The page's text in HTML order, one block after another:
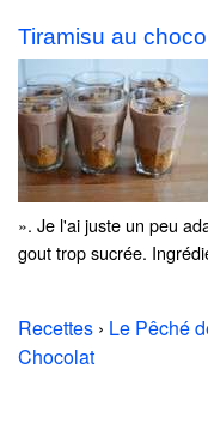
Tiramisu au
». Je l'ai juste un peu
gout trop sucrée.
Recettes › Le Pêché
Chocolat